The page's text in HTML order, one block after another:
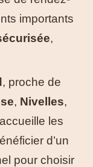
importants
,
, proche de
, Nivelles,
les
d’un
pour choisir